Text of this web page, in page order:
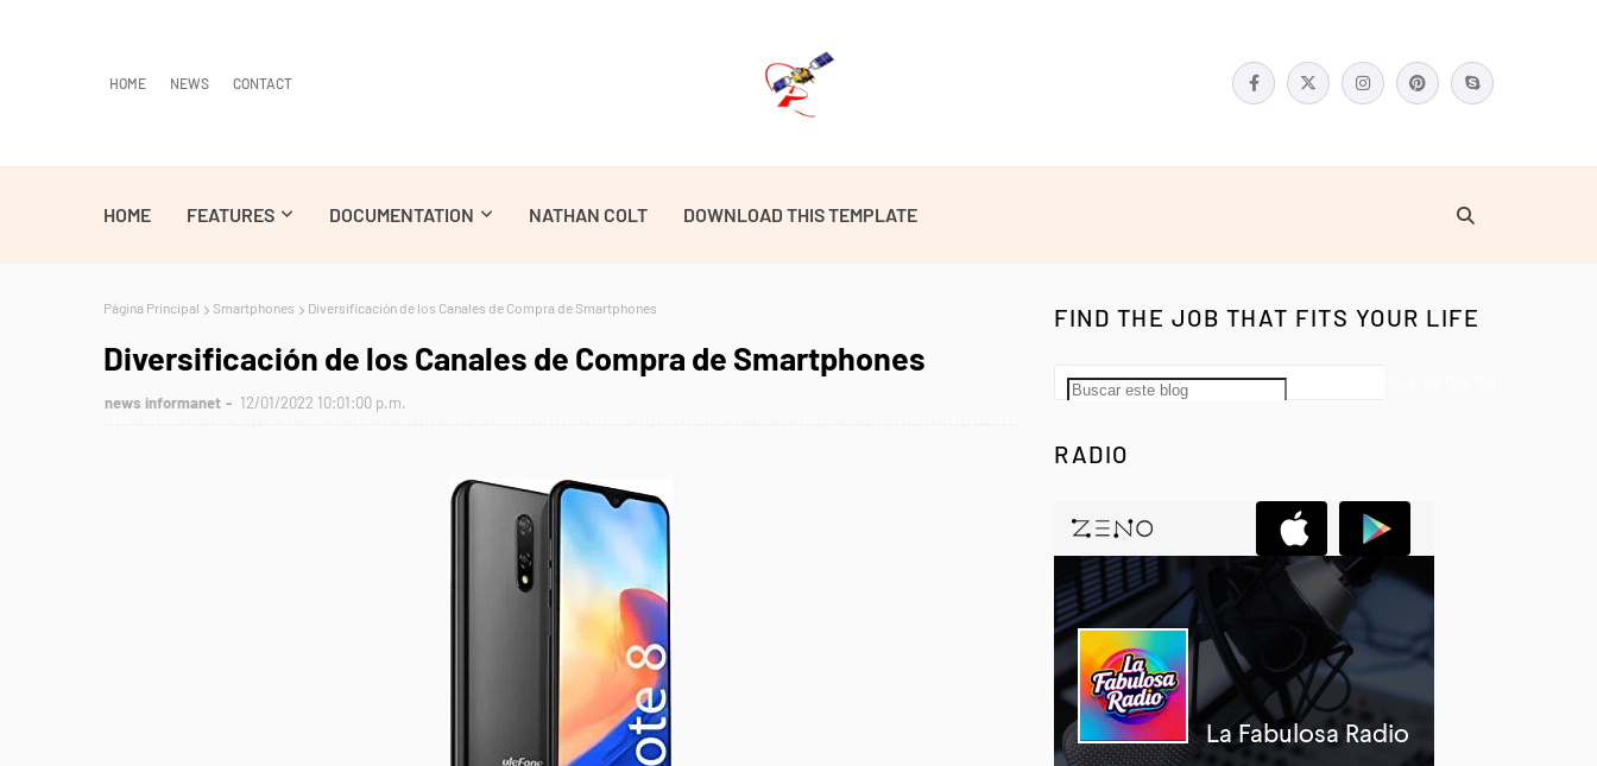
HOME NEWS CONTACT
HOME FEATURES DOCUMENTATION NATHAN COLT DOWNLOAD THIS TEMPLATE
Página Principal Smartphones Diversificación de los Canales de Compra de Smartphones
Diversificación de los Canales de Compra de Smartphones
news informanet 12/01/2022 10:01:00 p.m.
FIND THE JOB THAT FITS YOUR LIFE
RADIO